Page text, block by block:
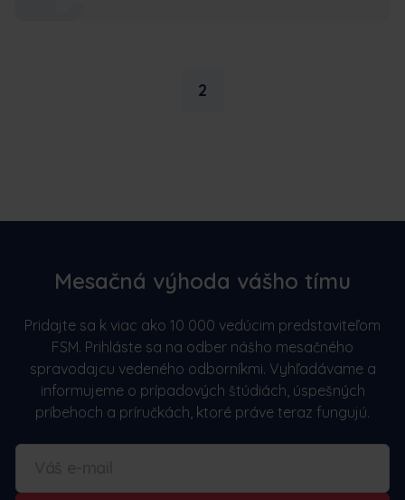
2
Mesačná výhoda vášho tímu
Pridajte sa k viac ako 10 000 vedúcim predstaviteľom
FSM. Prihláste sa na odber nášho mesačného
spravodajcu vedeného odborníkmi. Vyhľadávame a
informujeme o prípadových štúdiách, úspešných
príbehoch a príručkách, ktoré práve teraz fungujú.